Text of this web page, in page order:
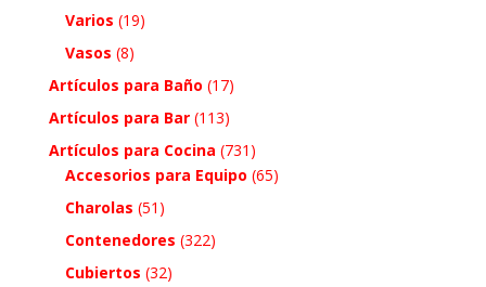
Varios (19)
Vasos (8)
Artículos para Baño (17)
Artículos para Bar (113)
Artículos para Cocina (731)
Accesorios para Equipo (65)
Charolas (51)
Contenedores (322)
Cubiertos (32)